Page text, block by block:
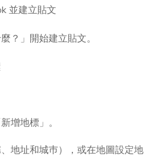
並建立貼文
？」開始建立貼文。
增地標」。
地址和城巿），或在地圖設定地